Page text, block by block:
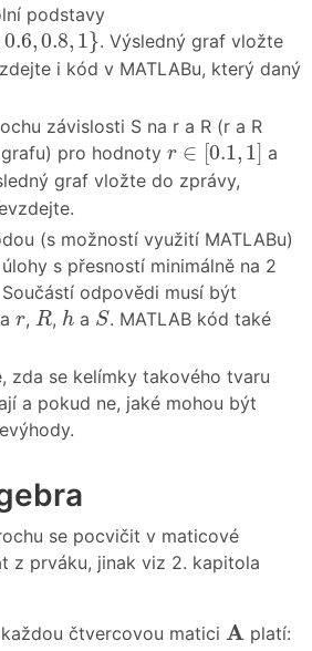
podstavy
0.6,0.8, 1}
, 0.8,1}
. Výsledný graf vložte
i kód v MATLABu, který daný
závislosti S na r a R (r a R
pro hodnoty r ∈ [0.1, 1]
∈[ 0.1,1 ] a
graf vložte do zprávy,
(s možností využití MATLABu)
s přesností minimálně na 2
odpovědi musí být
r
r, R
R, h
h a S
S. MATLAB kód také
zda se kelímky takového tvaru
a pokud ne, jaké mohou být
se pocvičit v maticové
z prváku, jinak viz 2. kapitola
čtvercovou matici A
A platí: